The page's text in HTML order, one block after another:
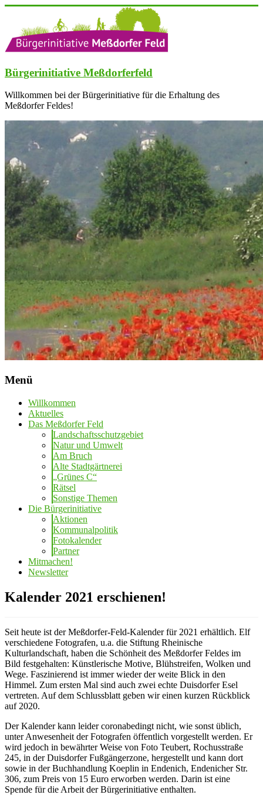
springen
Bürgerinitiative Meßdorferfeld
Willkommen bei der Bürgerinitiative für die Erhaltung des
Meßdorfer Feldes!
Menü
Willkommen
Aktuelles
Das Meßdorfer Feld
Landschaftsschutzgebiet
Natur und Umwelt
Am Bruch
Alte Stadtgärtnerei
„Grünes C“
Rätsel
Sonstige Themen
Die Bürgerinitiative
Aktionen
Kommunalpolitik
Fotokalender
Partner
Mitmachen!
Newsletter
Kalender 2021 erschienen!
Seit heute ist der Meßdorfer-Feld-Kalender für 2021 erhältlich. Elf
verschiedene Fotografen, u.a. die Stiftung Rheinische
Kulturlandschaft, haben die Schönheit des Meßdorfer Feldes im
Bild festgehalten: Künstlerische Motive, Blühstreifen, Wolken und
Wege. Faszinierend ist immer wieder der weite Blick in den
Himmel. Zum ersten Mal sind auch zwei echte Duisdorfer Esel
vertreten. Auf dem Schlussblatt geben wir einen kurzen Rückblick
auf 2020.
Der Kalender kann leider coronabedingt nicht, wie sonst üblich,
unter Anwesenheit der Fotografen öffentlich vorgestellt werden. Er
wird jedoch in bewährter Weise von Foto Teubert, Rochusstraße
245, in der Duisdorfer Fußgängerzone, hergestellt und kann dort
sowie in der Buchhandlung Koeplin in Endenich, Endenicher Str.
306, zum Preis von 15 Euro erworben werden. Darin ist eine
Spende für die Arbeit der Bürgerinitiative enthalten.